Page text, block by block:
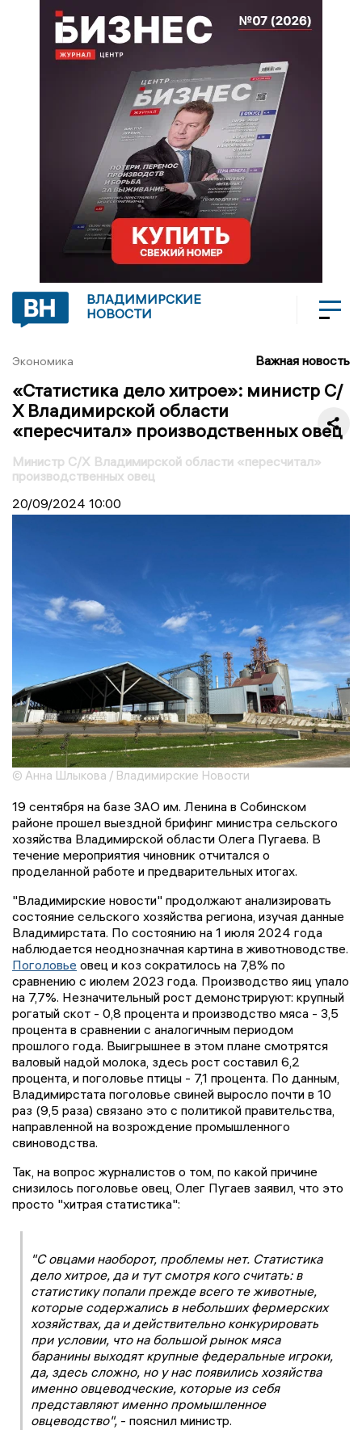
ВЛАДИМИРСКИЕ
НОВОСТИ
Экономика Важная новость
«Статистика дело хитрое»: министр С/
Х Владимирской области
«пересчитал» производственных овец
Министр С/Х Владимирской области «пересчитал»
производственных овец
20/09/2024 10:00
© Анна Шлыкова / Владимирские Новости
19 сентября на базе ЗАО им. Ленина в Собинском
районе прошел выездной брифинг министра сельского
хозяйства Владимирской области Олега Пугаева. В
течение мероприятия чиновник отчитался о
проделанной работе и предварительных итогах.
"Владимирские новости" продолжают анализировать
состояние сельского хозяйства региона, изучая данные
Владимирстата. По состоянию на 1 июля 2024 года
наблюдается неоднозначная картина в животноводстве.
Поголовье овец и коз сократилось на 7,8% по
сравнению с июлем 2023 года. Производство яиц упало
на 7,7%. Незначительный рост демонстрируют: крупный
рогатый скот - 0,8 процента и производство мяса - 3,5
процента в сравнении с аналогичным периодом
прошлого года. Выигрышнее в этом плане смотрятся
валовый надой молока, здесь рост составил 6,2
процента, и поголовье птицы - 7,1 процента. По данным,
Владимирстата поголовье свиней выросло почти в 10
раз (9,5 раза) связано это с политикой правительства,
направленной на возрождение промышленного
свиноводства.
Так, на вопрос журналистов о том, по какой причине
снизилось поголовье овец, Олег Пугаев заявил, что это
просто "хитрая статистика":
"С овцами наоборот, проблемы нет. Статистика
дело хитрое, да и тут смотря кого считать: в
статистику попали прежде всего те животные,
которые содержались в небольших фермерских
хозяйствах, да и действительно конкурировать
при условии, что на большой рынок мяса
баранины выходят крупные федеральные игроки,
да, здесь сложно, но у нас появились хозяйства
именно овцеводческие, которые из себя
представляют именно промышленное
овцеводство", - пояснил министр.